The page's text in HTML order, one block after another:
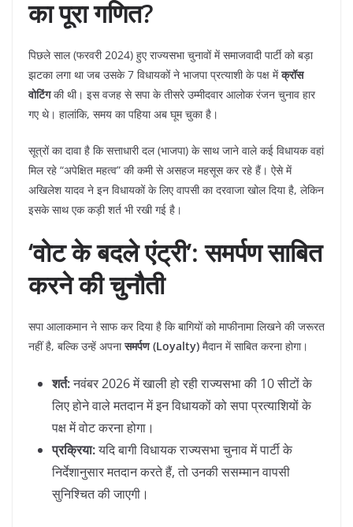
का पूरा गणित?
​पिछले साल (फरवरी 2024) हुए राज्यसभा चुनावों में समाजवादी पार्टी को बड़ा
झटका लगा था जब उसके 7 विधायकों ने भाजपा प्रत्याशी के पक्ष मेंक्रॉस
वोटिंगकी थी। इस वजह से सपा के तीसरे उम्मीदवार आलोक रंजन चुनाव हार
गए थे। हालांकि, समय का पहिया अब घूम चुका है।
​सूत्रों का दावा है कि सत्ताधारी दल (भाजपा) के साथ जाने वाले कई विधायक वहां
मिल रहे “अपेक्षित महत्व” की कमी से असहज महसूस कर रहे हैं। ऐसे में
अखिलेश यादव ने इन विधायकों के लिए वापसी का दरवाजा खोल दिया है, लेकिन
इसके साथ एक कड़ी शर्त भी रखी गई है।
‘वोट के बदले एंट्री’: समर्पण साबित
करने की चुनौती
​सपा आलाकमान ने साफ कर दिया है कि बागियों को माफीनामा लिखने की जरूरत
नहीं है, बल्कि उन्हें अपनासमर्पण (Loyalty) मैदान में साबित करना होगा।
शर्त:नवंबर 2026 में खाली हो रही राज्यसभा की 10 सीटों के
लिए होने वाले मतदान में इन विधायकों को सपा प्रत्याशियों के
पक्ष में वोट करना होगा।
प्रक्रिया:यदि बागी विधायक राज्यसभा चुनाव में पार्टी के
निर्देशानुसार मतदान करते हैं, तो उनकी ससम्मान वापसी
सुनिश्चित की जाएगी।